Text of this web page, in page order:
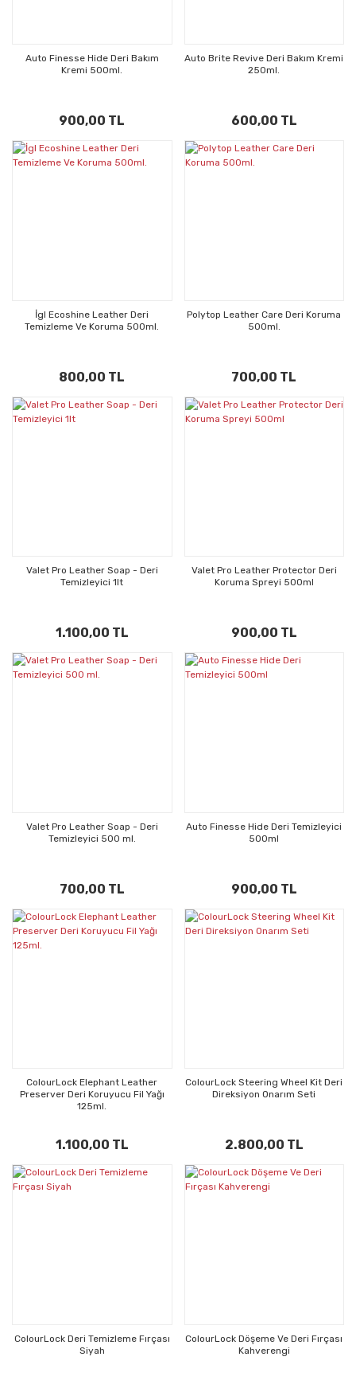
Auto Finesse Hide Deri Bakım
Kremi 500ml.
900,00 TL
Auto Brite Revive Deri Bakım Kremi
250ml.
600,00 TL
İgl Ecoshine Leather Deri
Temizleme Ve Koruma 500ml.
800,00 TL
Polytop Leather Care Deri Koruma
500ml.
700,00 TL
Valet Pro Leather Soap - Deri
Temizleyici 1lt
1.100,00 TL
Valet Pro Leather Protector Deri
Koruma Spreyi 500ml
900,00 TL
Valet Pro Leather Soap - Deri
Temizleyici 500 ml.
700,00 TL
Auto Finesse Hide Deri Temizleyici
500ml
900,00 TL
ColourLock Elephant Leather
Preserver Deri Koruyucu Fil Yağı
125ml.
1.100,00 TL
ColourLock Steering Wheel Kit Deri
Direksiyon Onarım Seti
2.800,00 TL
ColourLock Deri Temizleme Fırçası
Siyah
ColourLock Döşeme Ve Deri Fırçası
Kahverengi